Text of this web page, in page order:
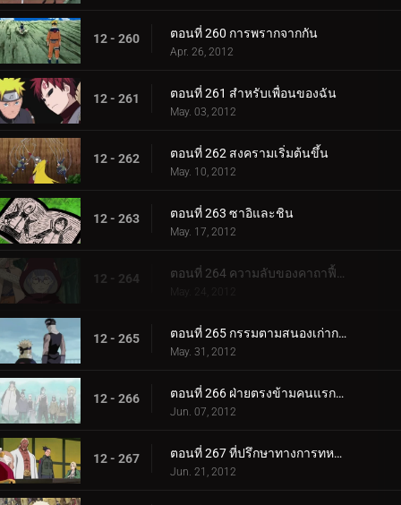
12 - 260 ตอนที่ 260 การพรากจากกัน
Apr. 26, 2012
12 - 261 ตอนที่ 261 สำหรับเพื่อนของฉัน
May. 03, 2012
12 - 262 ตอนที่ 262 สงครามเริ่มต้นขึ้น
May. 10, 2012
12 - 263 ตอนที่ 263 ซาอิและชิน
May. 17, 2012
12 - 264
12 - 265 ตอนที่ 265 กรรมตามสนองเก่ากลับมา
May. 31, 2012
12 - 266 ตอนที่ 266 ฝ่ายตรงข้ามคนแรกและคนสุดท้าย
Jun. 07, 2012
12 - 267 ตอนที่ 267 ที่ปรึกษาทางการทหารผู้เก่งกาจแห่งใบไม้เร้นลับ
Jun. 21, 2012